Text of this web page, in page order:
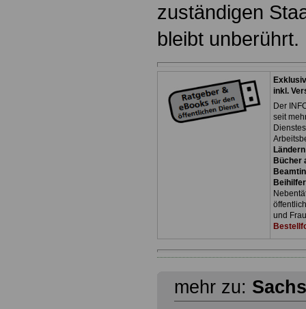
zuständigen
bleibt unberührt.
inkl.
Der
seit
Ländern
Bücher
und
mehr zu: